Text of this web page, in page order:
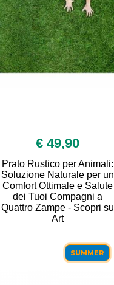
€ 49,90
Prato Rustico per Animali:
Soluzione Naturale per un
Comfort Ottimale e Salute
dei Tuoi Compagni a
Quattro Zampe - Scopri su
Art
SUMMER